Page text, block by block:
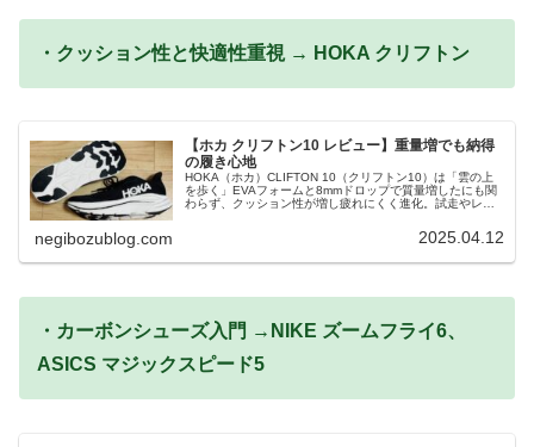
・クッション性と快適性重視 → HOKA クリフトン
【ホカ クリフトン10 レビュー】重量増でも納得
の履き心地
HOKA（ホカ）CLIFTON 10（クリフトン10）は「雲の上
を歩く」EVAフォームと8mmドロップで質量増したにも関
わらず、クッション性が増し疲れにくく進化。試走やレー
negibozublog.com 2025.04.12
・カーボンシューズ入門 →NIKE ズームフライ6、
ASICS マジックスピード5